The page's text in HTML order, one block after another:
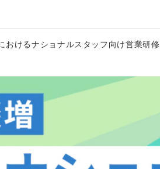
けるナショナルスタッフ向け営業研修